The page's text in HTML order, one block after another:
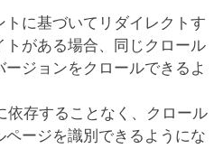
トに基づいてリダイレクトす
トがある場合、同じクロール
ジョンをクロールできるよ
依存することなく、クロール
ページを識別できるようにな